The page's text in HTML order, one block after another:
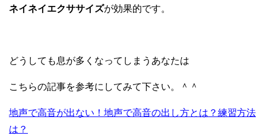
ネイネイエクササイズが効果的です。
どうしても息が多くなってしまうあなたは
こちらの記事を参考にしてみて下さい。＾＾
地声で高音が出ない！地声で高音の出し方とは？練習方法
は？